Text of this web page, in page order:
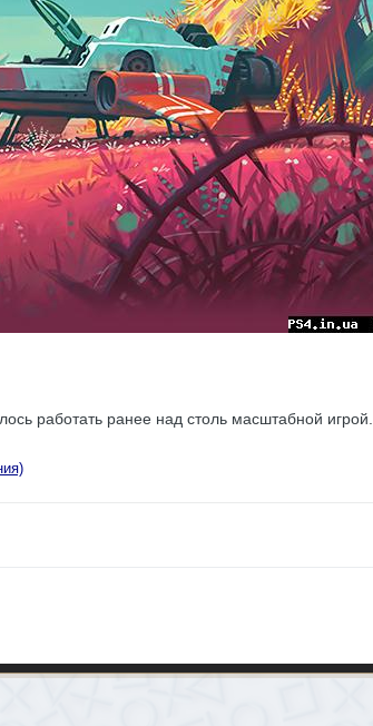
работать ранее над столь масштабной игрой.